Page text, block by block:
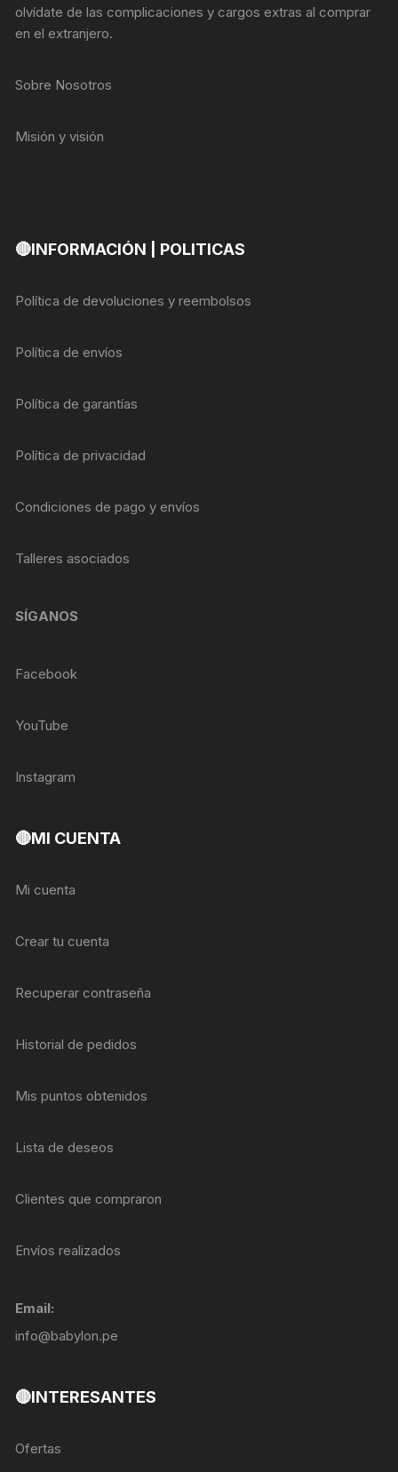
olvídate de las complicaciones y cargos extras al comprar
en el extranjero.
Sobre Nosotros
Misión y visión
🔴INFORMACIÓN | POLITICAS
Política de devoluciones y reembolsos
Política de envíos
Política de garantías
Política de privacidad
Condiciones de pago y envíos
Talleres asociados
SÍGANOS
Facebook
YouTube
Instagram
🔴MI CUENTA
Mi cuenta
Crear tu cuenta
Recuperar contraseña
Historial de pedidos
Mis puntos obtenidos
Lista de deseos
Clientes que compraron
Envíos realizados
Email:
info@babylon.pe
🔴INTERESANTES
Ofertas